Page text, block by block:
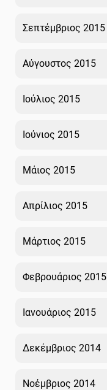
Σεπτέμβριος 2015
Αύγουστος 2015
Ιούλιος 2015
Ιούνιος 2015
Μάιος 2015
Απρίλιος 2015
Μάρτιος 2015
Φεβρουάριος 2015
Ιανουάριος 2015
Δεκέμβριος 2014
Νοέμβριος 2014